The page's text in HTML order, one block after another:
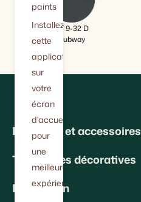
BT 9-32 D
Subway
Peintures et accessoires
Techniques décoratives
Inspiration
paints
Installez
cette
application
sur
votre
écran
d'accueil
pour
une
meilleure
expérience.